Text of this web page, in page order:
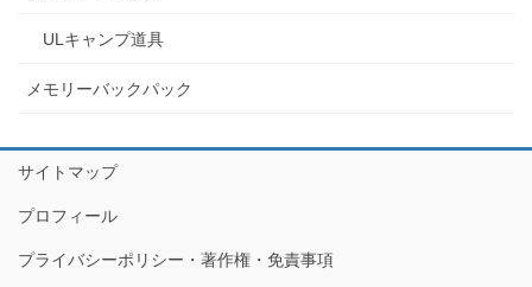
ULキャンプ道具
メモリーバックパック
サイトマップ
プロフィール
プライバシーポリシー・著作権・免責事項